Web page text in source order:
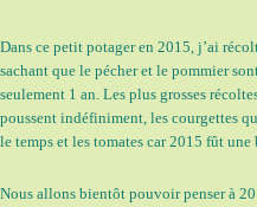
Dans ce petit potager en 2015, j’ai
sachant que le pécher et le pommier
seulement 1 an. Les plus grosses
poussent indéfiniment, les courgettes
le temps et les tomates car 2015 fût
Nous allons bientôt pouvoir penser à